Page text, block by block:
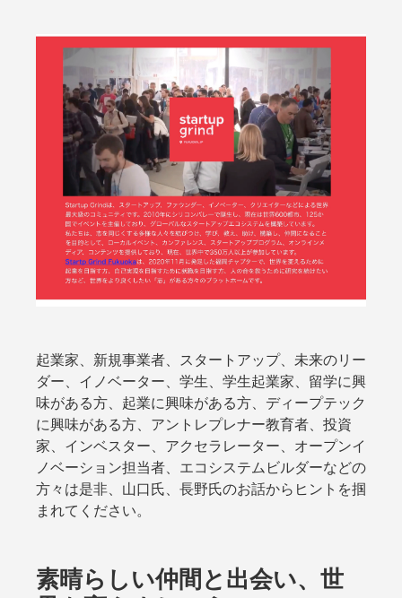
起業家、新規事業者、スタートアップ、未来のリー
ダー、イノベーター、学生、学生起業家、留学に興
味がある方、起業に興味がある方、ディープテック
に興味がある方、アントレプレナー教育者、投資
家、インベスター、アクセラレーター、オープンイ
ノベーション担当者、エコシステムビルダーなどの
方々は是非、山口氏、長野氏のお話からヒントを掴
まれてください。
素晴らしい仲間と出会い、世